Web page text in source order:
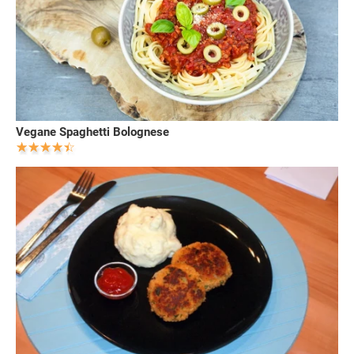
Vegane Spaghetti Bolognese